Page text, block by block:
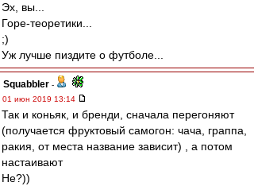
Эх, вы...
Горе-теоретики...
;)
Уж лучше пиздите о футболе...
Squabbler -
01 июн 2019 13:14
Так и коньяк, и бренди, сначала перегоняют
(получается фруктовый самогон: чача, граппа,
ракия, от места название зависит) , а потом
настаивают
Не?))